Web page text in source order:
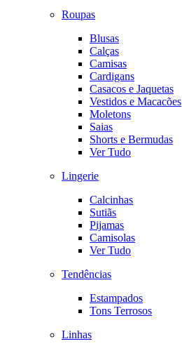
Roupas
Blusas
Calças
Camisas
Cardigans
Casacos e Jaquetas
Vestidos e Macacões
Moletons
Saias
Shorts e Bermudas
Ver Tudo
Lingerie
Calcinhas
Sutiãs
Pijamas
Camisolas
Ver Tudo
Tendências
Estampados
Tons Terrosos
Linhas